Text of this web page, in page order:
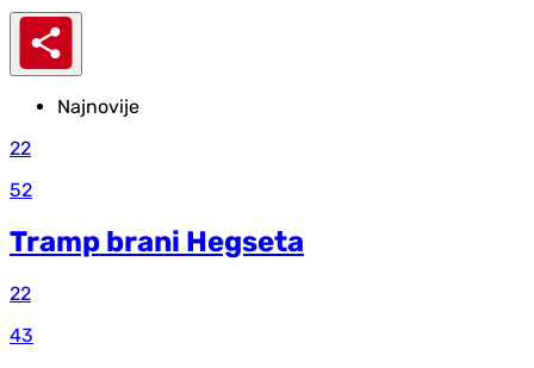
Najnovije
22
52
Tramp brani Hegseta
22
43